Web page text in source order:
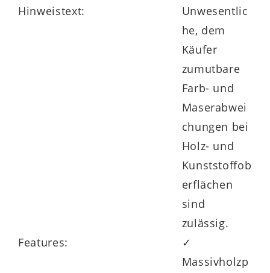
Hinweistext:
Unwesentlic
he, dem
Käufer
zumutbare
Farb- und
Maserabwei
chungen bei
Holz- und
Kunststoffob
erflächen
sind
zulässig.
Features:
✓
Massivholzp